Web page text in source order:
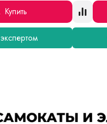
Купить